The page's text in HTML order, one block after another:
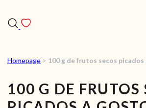
RECEITAS
VÍDEOS
Homepage > 100 g de frutos secos
100 G DE FRUTOS